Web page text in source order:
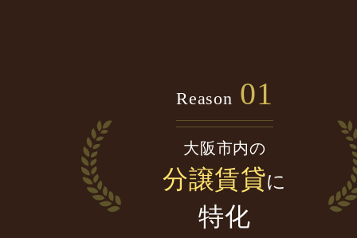
Reason 01
大阪市内の
分譲賃貸に
特化